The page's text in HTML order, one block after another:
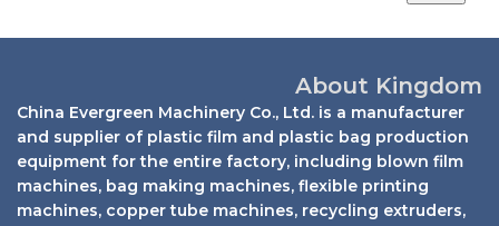
About Kingdom
China Evergreen Machinery Co., Ltd. is a manufacturer
and supplier of plastic film and plastic bag production
equipment for the entire factory, including blown film
machines, bag making machines, flexible printing
machines, copper tube machines, recycling extruders,